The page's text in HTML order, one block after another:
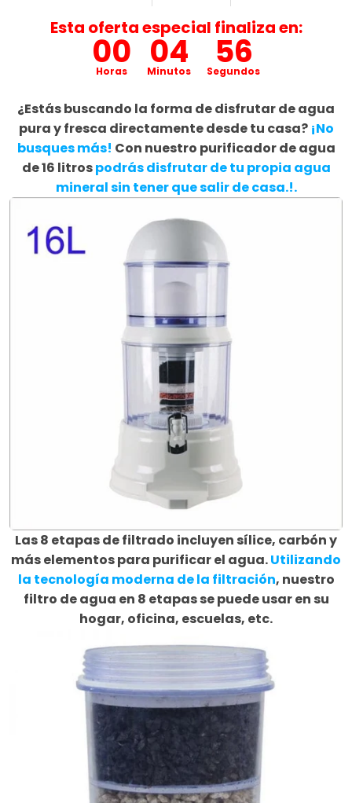
Esta oferta especial finaliza en:
00
Horas 04
Minutos 55
Segundos
¿Estás buscando la forma de disfrutar de agua
pura y fresca directamente desde tu casa? ¡No
busques más! Con nuestro purificador de agua
de 16 litrospodrás disfrutar de tu propia agua
mineral sin tener que salir de casa.!.
Las 8 etapas de filtrado incluyen sílice, carbón y
más elementos para purificar el agua.Utilizando
la tecnología moderna de la filtración, nuestro
filtro de agua en 8 etapas se puede usar en su
hogar, oficina, escuelas, etc.